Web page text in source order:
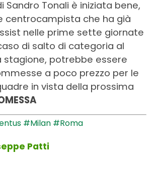
Sandro Tonali è iniziata bene,
centrocampista che ha già
nelle prime sette giornate
di salto di categoria al
stagione, potrebbe essere
a poco prezzo per le
in vista della prossima
#Milan #Roma
Patti